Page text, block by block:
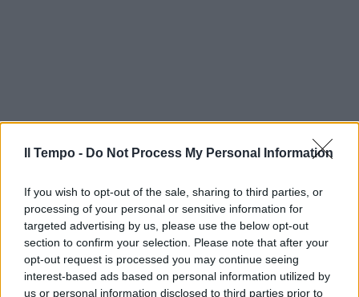
Il Tempo - Do Not Process My Personal Information
If you wish to opt-out of the sale, sharing to third parties, or
processing of your personal or sensitive information for
targeted advertising by us, please use the below opt-out
section to confirm your selection. Please note that after your
opt-out request is processed you may continue seeing
interest-based ads based on personal information utilized by
us or personal information disclosed to third parties prior to